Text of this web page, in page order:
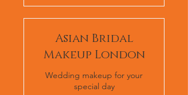
Asian Bridal
Makeup London
Wedding makeup for your
special day